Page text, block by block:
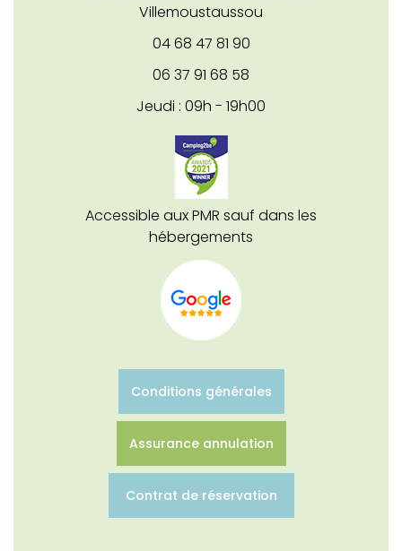
Villemoustaussou
04 68 47 81 90
06 37 91 68 58
Jeudi : 09h - 19h00
Accessible aux PMR sauf dans les
hébergements
Conditions générales
Assurance annulation
Contrat de réservation